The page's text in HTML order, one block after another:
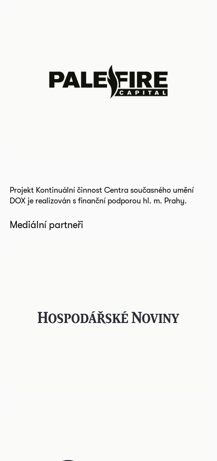
Projekt Kontinuální činnost Centra současného umění
DOX je realizován s finanční podporou hl. m. Prahy.
Mediální partneři